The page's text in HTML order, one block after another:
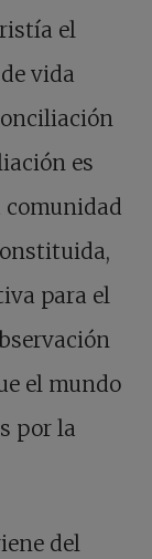
el
vida
es
comunidad
para el
el mundo
por la
del